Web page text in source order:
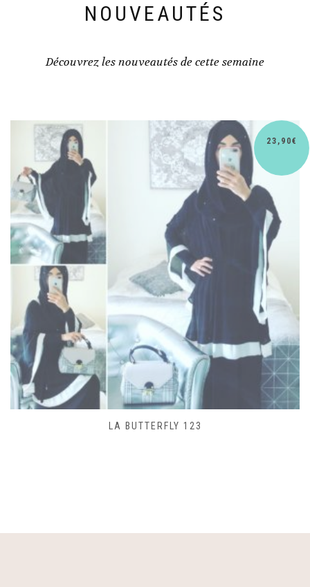
NOUVEAUTÉS
Découvrez les nouveautés de cette semaine
SAC LACET 480
30,90€